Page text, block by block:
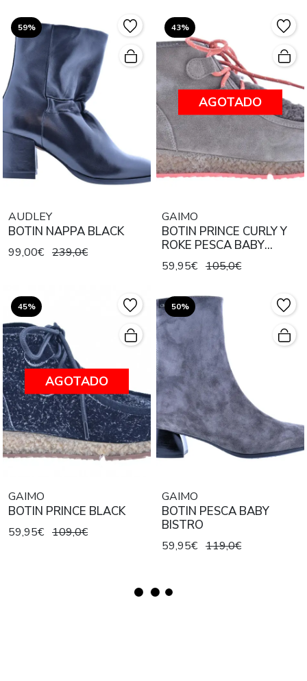
59%
AUDLEY
BOTIN NAPPA BLACK
99,00€ 239,0€
43%
AGOTADO
GAIMO
BOTIN PRINCE CURLY Y
ROKE PESCA BABY
CARIBO
59,95€ 105,0€
45%
AGOTADO
GAIMO
BOTIN PRINCE BLACK
59,95€ 109,0€
50%
GAIMO
BOTIN PESCA BABY
BISTRO
59,95€ 119,0€